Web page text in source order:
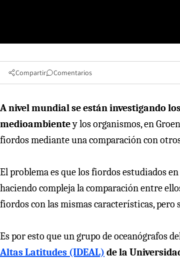
Compartir Comentarios
A nivel mundial se están investigando
medioambientey los organismos, en
fiordos mediante una comparación con
El problema es que los fiordos estudiados
haciendo compleja la comparación entre
fiordos con las mismas características, pero
Es por esto que un grupo de oceanógrafos
Altas Latitudes (IDEAL) de la